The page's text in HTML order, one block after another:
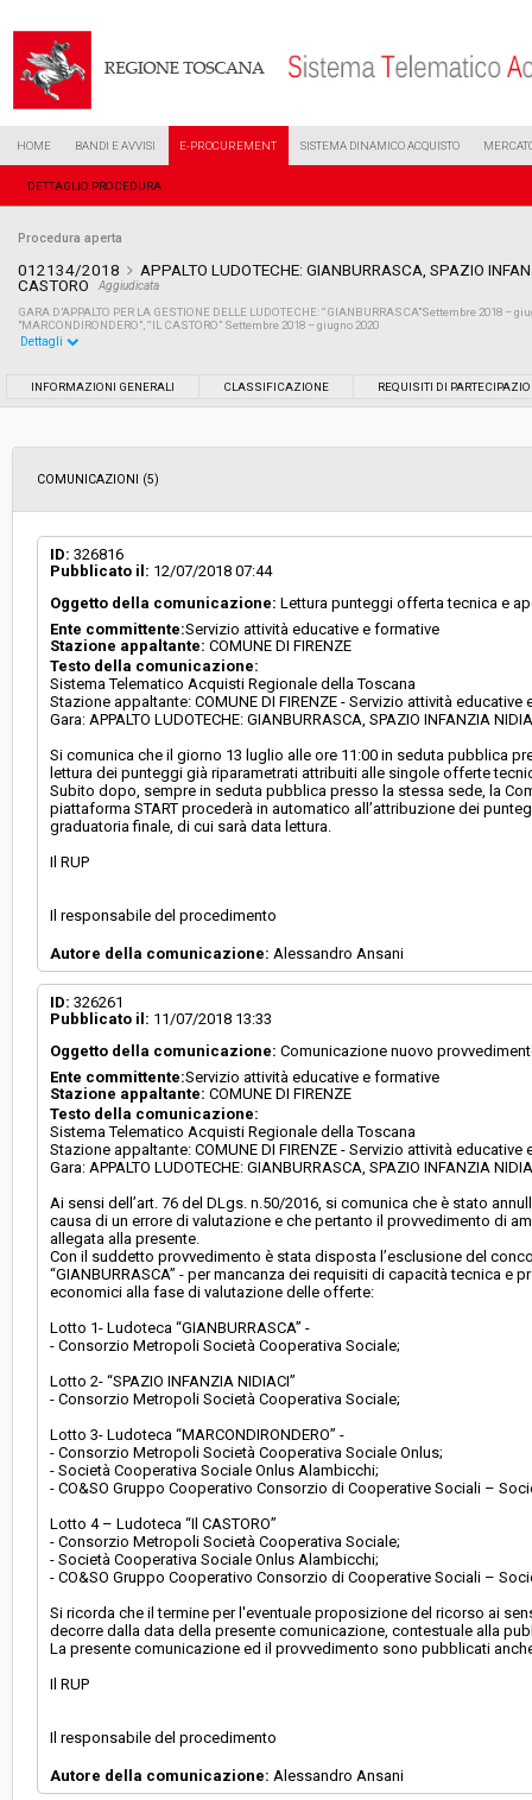
HOME BANDI E AVVISI E-PROCUREMENT SISTEMA DINAMICO ACQUISTO
DETTAGLIO PROCEDURA
Procedura aperta
012134/2018
APPALTO LUDOTECHE: GIANBURRASCA, SPAZIO
CASTORO
Aggiudicata
GARA D’APPALTO PER LA GESTIONE DELLE LUDOTECHE: “GIANBURRASCA”Settembre 2018 –
"MARCONDIRONDERO”, “IL CASTORO” Settembre 2018 – giugno 2020
Data pubblicazione:
Svolgimento:
Responsabile attuale: COMUNE DI FIRENZE - Servizio attività
Dettagli
INFORMAZIONI GENERALI CLASSIFICAZIONE REQUISITI DI
COMUNICAZIONI (5)
ID: 326816
Pubblicato il: 12/07/2018 07:44
Oggetto della comunicazione: Lettura punteggi offerta tecnica e
Ente committente:Servizio attività educative e formative
Stazione appaltante: COMUNE DI FIRENZE
Testo della comunicazione:
Sistema Telematico Acquisti Regionale della Toscana
Stazione appaltante: COMUNE DI FIRENZE - Servizio attività educative
Gara: APPALTO LUDOTECHE: GIANBURRASCA, SPAZIO INFANZIA
Si comunica che il giorno 13 luglio alle ore 11:00 in seduta pubblica
lettura dei punteggi già riparametrati attribuiti alle singole offerte
Subito dopo, sempre in seduta pubblica presso la stessa sede, la
piattaforma START procederà in automatico all’attribuzione dei
graduatoria finale, di cui sarà data lettura.
Il RUP
Il responsabile del procedimento
Autore della comunicazione: Alessandro Ansani
ID: 326261
Pubblicato il: 11/07/2018 13:33
Oggetto della comunicazione: Comunicazione nuovo
Ente committente:Servizio attività educative e formative
Stazione appaltante: COMUNE DI FIRENZE
Testo della comunicazione:
Sistema Telematico Acquisti Regionale della Toscana
Stazione appaltante: COMUNE DI FIRENZE - Servizio attività educative
Gara: APPALTO LUDOTECHE: GIANBURRASCA, SPAZIO INFANZIA
Ai sensi dell’art. 76 del DLgs. n.50/2016, si comunica che è stato
causa di un errore di valutazione e che pertanto il provvedimento di
allegata alla presente.
Con il suddetto provvedimento è stata disposta l’esclusione del
“GIANBURRASCA” - per mancanza dei requisiti di capacità tecnica
economici alla fase di valutazione delle offerte:
Lotto 1- Ludoteca “GIANBURRASCA” -
- Consorzio Metropoli Società Cooperativa Sociale;
Lotto 2- “SPAZIO INFANZIA NIDIACI”
- Consorzio Metropoli Società Cooperativa Sociale;
Lotto 3- Ludoteca “MARCONDIRONDERO” -
- Consorzio Metropoli Società Cooperativa Sociale Onlus;
- Società Cooperativa Sociale Onlus Alambicchi;
- CO&SO Gruppo Cooperativo Consorzio di Cooperative Sociali –
Lotto 4 – Ludoteca “Il CASTORO”
- Consorzio Metropoli Società Cooperativa Sociale;
- Società Cooperativa Sociale Onlus Alambicchi;
- CO&SO Gruppo Cooperativo Consorzio di Cooperative Sociali –
Si ricorda che il termine per l'eventuale proposizione del ricorso ai
decorre dalla data della presente comunicazione, contestuale alla
La presente comunicazione ed il provvedimento sono pubblicati
Il RUP
Il responsabile del procedimento
Autore della comunicazione: Alessandro Ansani